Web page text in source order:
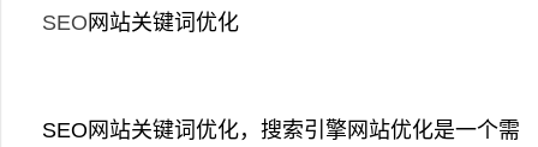
SEO 网站关键词优化
SEO网站关键词优化，搜索引擎网站优化是一个需